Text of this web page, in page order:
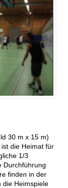
30 m x 15 m)
die Heimat für
1/3
Durchführung
finden in der
die Heimspiele